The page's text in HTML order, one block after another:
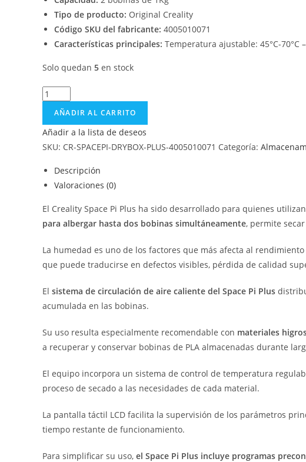
Tipo de producto: Original Creality
Código SKU del fabricante: 4005010071
Características principales: Temperatura ajustable: 45°C-70°C
Solo quedan 5 en stock
AÑADIR AL CARRITO
Añadir a la lista de deseos
SKU: CR-SPACEPI-DRYBOX-PLUS-4005010071 Categoría:
Descripción
Valoraciones (0)
El Creality Space Pi Plus ha sido desarrollado para quienes
para albergar hasta dos bobinas simultáneamente, permite
La humedad es uno de los factores que más afecta al
que puede traducirse en defectos visibles, pérdida de calidad
El sistema de circulación de aire caliente del Space Pi Plus
acumulada en las bobinas.
Su uso resulta especialmente recomendable con materiales
a recuperar y conservar bobinas de PLA almacenadas durante
El equipo incorpora un sistema de control de temperatura
proceso de secado a las necesidades de cada material.
La pantalla táctil LCD facilita la supervisión de los parámetros
tiempo restante de funcionamiento.
Para simplificar su uso, el Space Pi Plus incluye programas